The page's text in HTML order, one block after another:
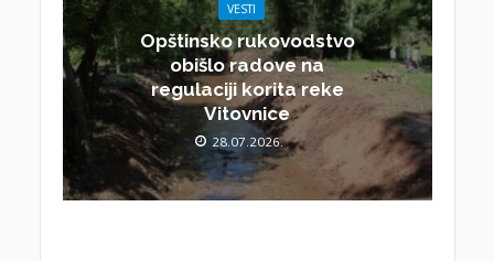
VESTI
Opštinsko rukovodstvo
obišlo radove na
regulaciji korita reke
Vitovnice
28.07.2026.